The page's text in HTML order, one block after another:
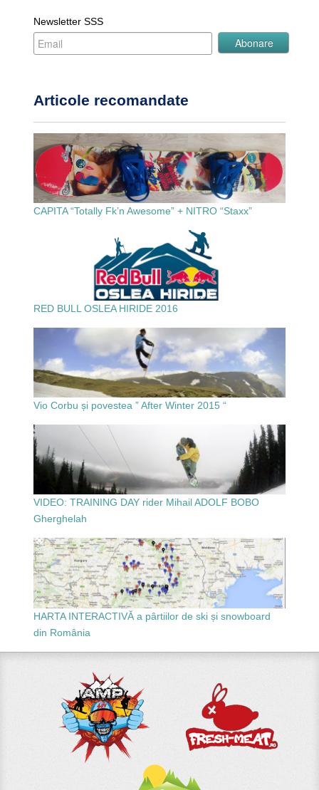
Newsletter SSS
Articole recomandate
CAPITA “Totally Fk’n Awesome” + NITRO “Staxx”
RED BULL OSLEA HIRIDE 2016
Vio Corbu și povestea ” After Winter 2015 “
VIDEO: TRAINING DAY rider Mihail ADOLF BOBO
Gherghelah
HARTA INTERACTIVĂ a pârtiilor de ski și snowboard
din România